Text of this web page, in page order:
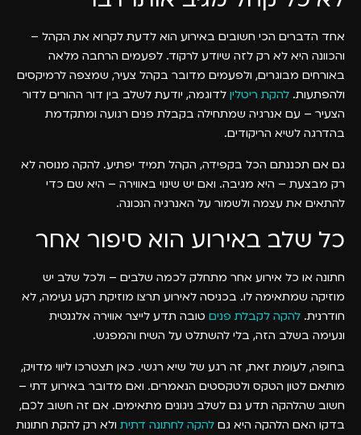
אחד הדברים הכי חשובים באירוע הוא לדעת לקרוא את הקהל –
והכוונה היא לא רק לזה שיודע לרקוד. לפעמים הרחבה מלאה
באורחים מבוגרים, ולפעמים מדובר בקהל צעיר, שמצפה לרמיקסים
ולהפתעות. להקת ריטלין לדוגמה, יודעת לשלב בין דור ההורים לדור
הצעיר – עם אנרגיה שמתחילה בקבלת פנים רגועה ומתקדמת
בהדרגה לשיא הריקודים.
גם אם תכננתם הכל בקפידה, הקהל תמיד יפתיע. להקה מנוסה לא
רק מבצעת – היא מגיבה. ואם יש שינוי באווירה – היא שם כדי
להתאים את עצמה ולשמור על האנרגיה הנכונה.
כל שלב באירוע הוא סיפור אחר
חתונה או כל אירוע אחר מתחלק לכמה שלבים – ולכל שלב יש
מוזיקה שמתאימה לו. בכניסה לאירוע תרצו מוזיקת רקע נעימה, לא
חודרנית. להקה לקבלת פנים טובה תדע לייצר אווירה אלגנטית
ונעימה בשלב הזה, בלי להשתלט על השיח והמפגש.
בחופה, לעומת זאת, זה רגע של שיא רגשי. כאן תצטרכו ליווי מדויק,
מותאם לטון הטקס ולטקסטים הנאמרים. ואם מדובר באירוע דתי –
חשוב שהלהקה תדע גם לשלב ניגונים מתאימים. אם זה חשוב לכם,
בדקו האם הלהקה היא גם להקה לחתונה דתית ולא רק להקת חתונות